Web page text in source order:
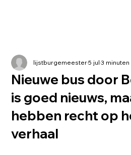
Nieuwe bus door
is goed nieuws,
hebben recht op
verhaal
lijstburgemeester5 jul3